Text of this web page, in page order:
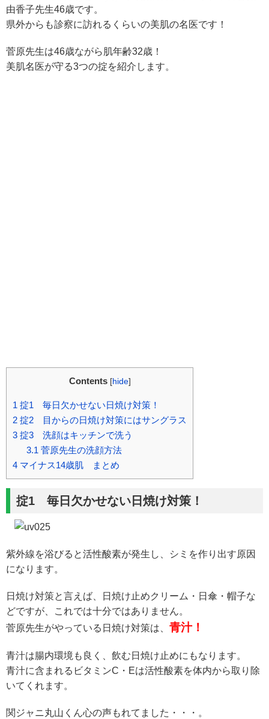
由香子先生46歳です。
県外からも診察に訪れるくらいの美肌の名医です！
菅原先生は46歳ながら肌年齢32歳！
美肌名医が守る3つの掟を紹介します。
Contents [hide]
1 掟1 毎日欠かせない日焼け対策！
2 掟2 目からの日焼け対策にはサングラス
3 掟3 洗顔はキッチンで洗う
3.1 菅原先生の洗顔方法
4 マイナス14歳肌 まとめ
掟1 毎日欠かせない日焼け対策！
紫外線を浴びると活性酸素が発生し、シミを作り出す原因
になります。
日焼け対策と言えば、日焼け止めクリーム・日傘・帽子な
どですが、これでは十分ではありません。
菅原先生がやっている日焼け対策は、 青汁！
青汁は腸内環境も良く、飲む日焼け止めにもなります。
青汁に含まれるビタミンC・Eは活性酸素を体内から取り除
いてくれます。
関ジャニ丸山くん心の声もれてました・・・。